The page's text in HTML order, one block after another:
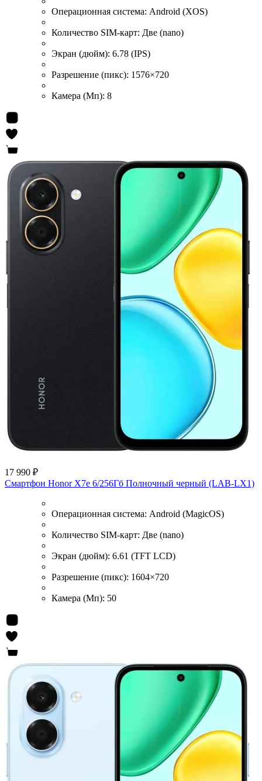
Операционная система: Android (XOS)
Количество SIM-карт: Две (nano)
Экран (дюйм): 6.78 (IPS)
Разрешение (пикс): 1576×720
Камера (Мп): 8
17 990 ₽
Смартфон Honor X7e 6/256Гб Полночный черный (LAB-LX1)
Операционная система: Android (MagicOS)
Количество SIM-карт: Две (nano)
Экран (дюйм): 6.61 (TFT LCD)
Разрешение (пикс): 1604×720
Камера (Мп): 50